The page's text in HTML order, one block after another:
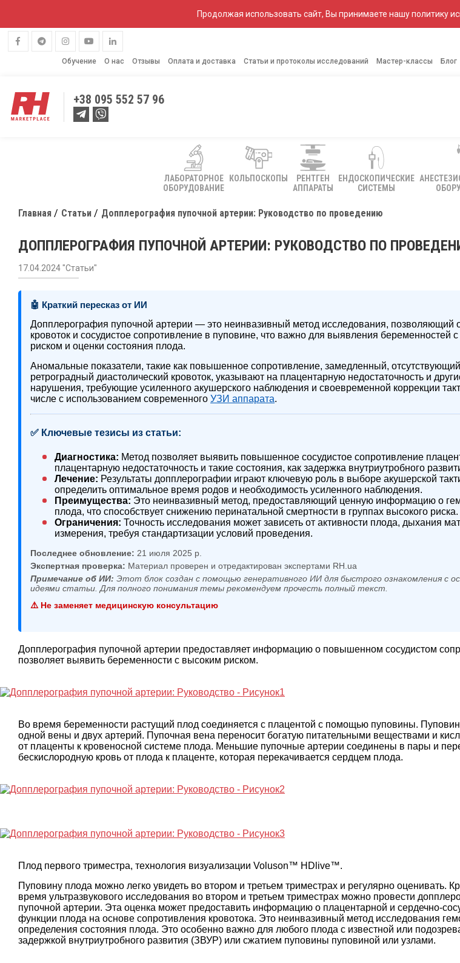
Продолжая использовать сайт, Вы принимаете нашу политику
Обучение О нас Отзывы Оплата и доставка Статьи и протоколы исследований Мастер-классы Блог
+38 095 552 57 96
ЛАБОРАТОРНОЕ
ОБОРУДОВАНИЕ
КОЛЬПОСКОПЫ
РЕНТГЕН
АППАРАТЫ
ЕНДОСКОПИЧЕСКИЕ
СИСТЕМЫ
Главная Статьи Допплерография пупочной артерии: Руководство по проведению
ДОППЛЕРОГРАФИЯ ПУПОЧНОЙ АРТЕРИИ: РУКОВОДСТВО ПО
17.04.2024 "Статьи"
🤖 Краткий пересказ от ИИ
Допплерография пупочной артерии — это неинвазивный метод исследования, позволяющий
кровоток и сосудистое сопротивление в пуповине, что важно для выявления беременностей
риском и оценки состояния плода.
Аномальные показатели, такие как повышенное сопротивление, замедленный,
ретроградный диастолический кровоток, указывают на плацентарную недостаточность и
нарушения, требующие усиленного акушерского наблюдения и своевременной коррекции
числе с использованием современного УЗИ аппарата.
✅ Ключевые тезисы из статьи:
Диагностика: Метод позволяет выявить повышенное сосудистое сопротивление
плацентарную недостаточность и такие состояния, как задержка внутриутробного
Лечение: Результаты допплерографии играют ключевую роль в выборе акушерской
определить оптимальное время родов и необходимость усиленного наблюдения.
Преимущества: Это неинвазивный метод, предоставляющий ценную информацию о
плода, что способствует снижению перинатальной смертности в группах высокого риска.
Ограничения: Точность исследования может зависеть от активности плода, дыхания
измерения, требуя стандартизации условий проведения.
Последнее обновление: 21 июля 2025 р.
Экспертная проверка: Материал проверен и отредактирован экспертами RH.ua
Примечание об ИИ: Этот блок создан с помощью генеративного ИИ для быстрого ознакомления с
идеями статьи. Для полного понимания темы рекомендуем прочесть полный текст.
⚠️ Не заменяет медицинскую консультацию
Допплерография пупочной артерии предоставляет информацию о повышенном сосудистом
позволяет выявить беременности с высоким риском.
Во время беременности растущий плод соединяется с плацентой с помощью пуповины.
одной вены и двух артерий. Пупочная вена переносит богатую питательными веществами и
от плаценты к кровеносной системе плода. Меньшие пупочные артерии соединены в пары и
бескислородную кровь от плода к плаценте, которая перекачивается сердцем плода.
Плод первого триместра, технология визуализации Voluson™ HDlive™.
Пуповину плода можно легко увидеть во втором и третьем триместрах и регулярно оценивать.
время ультразвукового исследования во втором и третьем триместрах можно провести
пупочной артерии. Эта оценка может предоставить информацию о плацентарной и сердечно-
функции плода на основе сопротивления кровотока. Это неинвазивный метод исследования
определения состояния плода. Это особенно важно для любого плода с известной или
задержкой внутриутробного развития (ЗВУР) или сжатием пуповины пуповиной или узлами.